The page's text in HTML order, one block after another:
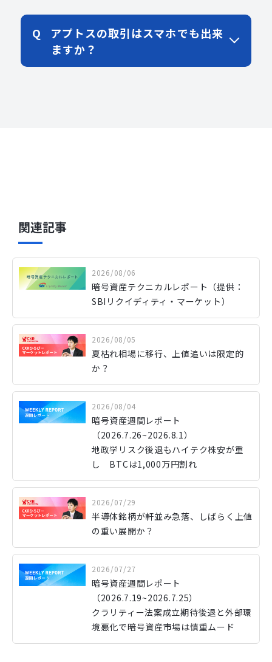
アプトスの取引はスマホでも出来
ますか？
関連記事
2026/08/06
暗号資産テクニカルレポート（提供：
SBIリクイディティ・マーケット）
2026/08/05
夏枯れ相場に移行、上値追いは限定的
か？
2026/08/04
暗号資産週間レポート
（2026.7.26~2026.8.1）
地政学リスク後退もハイテク株安が重
し BTCは1,000万円割れ
2026/07/29
半導体銘柄が軒並み急落、しばらく上値
の重い展開か？
2026/07/27
暗号資産週間レポート
（2026.7.19~2026.7.25）
クラリティー法案成立期待後退と外部環
境悪化で暗号資産市場は慎重ムード